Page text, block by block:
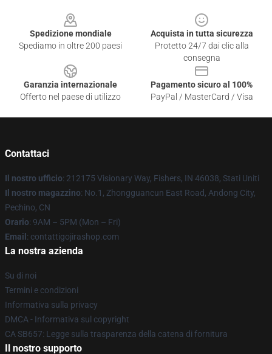
Spedizione mondiale
Spediamo in oltre 200 paesi
Acquista in tutta sicurezza
Protetto 24/7 dai clic alla
consegna
Garanzia internazionale
Offerto nel paese di utilizzo
Pagamento sicuro al 100%
PayPal / MasterCard / Visa
Contattaci
Il nostro ufficio: 212175 Visionary Way, Fishers, IN 46038, Stati Uniti
Il nostro magazzino: No.1, Zhongguancun East Road, Andong City,
Pechino, CN
Orario: 9AM – 5PM (Mon – Fri)
Email : contattigojirashop.com
La nostra azienda
Su di noi
Termini e condizioni
Informativa sulla privacy
DMCA - Informativa sul copyright
CA SB657: Legge sulla trasparenza della catena di fornitura
Il nostro supporto